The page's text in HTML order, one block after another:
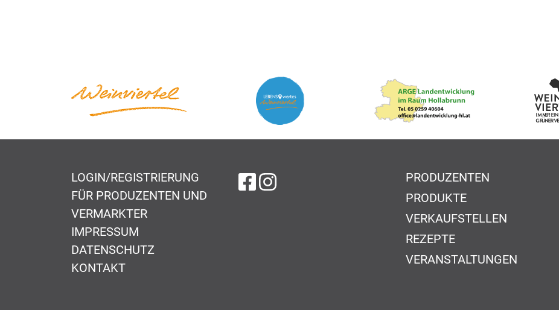
LOGIN/REGISTRIERUNG
FÜR PRODUZENTEN UND
VERMARKTER
IMPRESSUM
DATENSCHUTZ
KONTAKT
auf Facebook
auf Instagram
PRODUZENTEN
PRODUKTE
VERKAUFSTELLEN
REZEPTE
VERANSTALTUNGEN